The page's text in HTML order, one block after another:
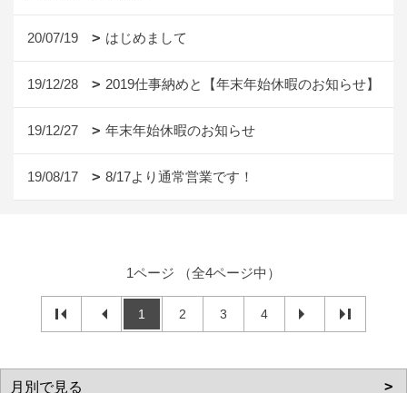
20/07/19 はじめまして
19/12/28 2019仕事納めと【年末年始休暇のお知らせ】
19/12/27 年末年始休暇のお知らせ
19/08/17 8/17より通常営業です！
1ページ （全4ページ中）
1 2 3 4